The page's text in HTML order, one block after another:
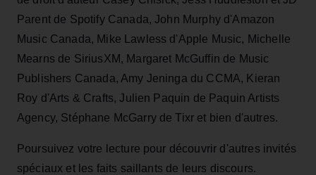
Parent de Spotify Canada, John Murphy d'Amazon
Music Canada, Mike Lawless d'Apple Music, Michelle
Mearns de SiriusXM, Margaret McGuffin de Music
Publishers Canada, Amy Jeninga du CCMA, Kieran
Roy d'Arts & Crafts, Julien Paquin de Paquin Artists
Agency, Stéphane McGarry de Tixr et bien d'autres.
Poursuivez votre lecture pour découvrir d'autres invités
spéciaux et les faits saillants de leurs discours.